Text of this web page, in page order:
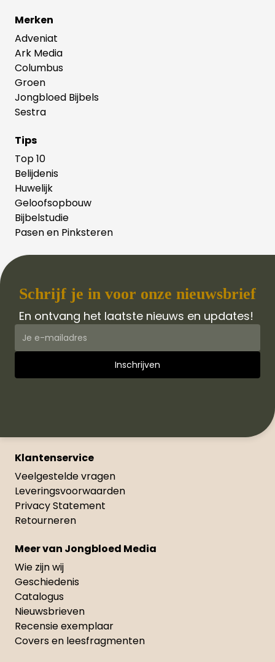
Merken
Adveniat
Ark Media
Columbus
Groen
Jongbloed Bijbels
Sestra
Tips
Top 10
Belijdenis
Huwelijk
Geloofsopbouw
Bijbelstudie
Pasen en Pinksteren
Schrijf je in voor onze nieuwsbrief
En ontvang het laatste nieuws en updates!
Klantenservice
Veelgestelde vragen
Leveringsvoorwaarden
Privacy Statement
Retourneren
Meer van Jongbloed Media
Wie zijn wij
Geschiedenis
Catalogus
Nieuwsbrieven
Recensie exemplaar
Covers en leesfragmenten